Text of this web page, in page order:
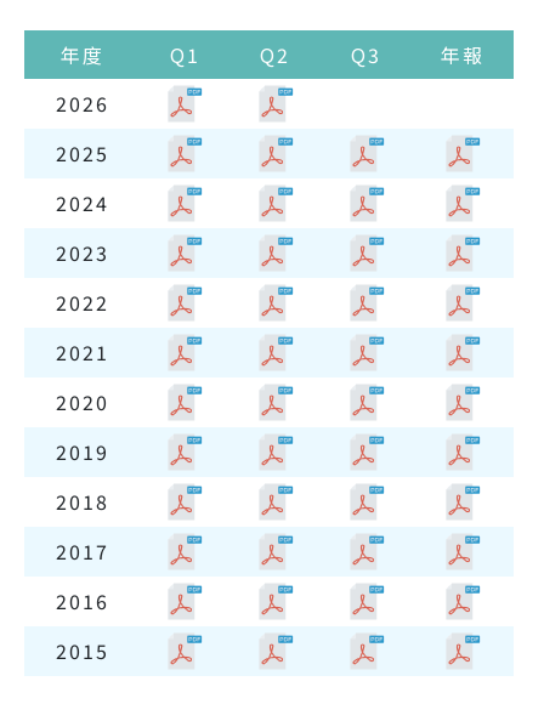
年度 Q1 Q2 Q3
年報
2026
2025
2024
2023
2022
2021
2020
2019
2018
2017
2016
2015